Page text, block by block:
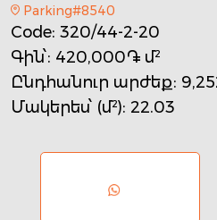
Parking#8540
Code: 320/44-2-20
Գին՝: 420,000֏ մ²
Ընդհանուր արժեք:
Մակերես՝ (մ²): 22.03